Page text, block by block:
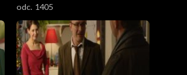
odc. 1405